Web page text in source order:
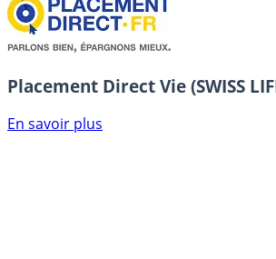
Placement Direct Vie (SWISS
En savoir plus